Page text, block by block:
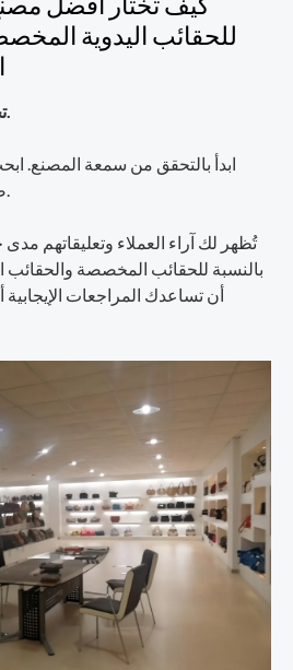
للحقائب اليدوية
1. تحقق من سمعة المصنع.
ابدأ بالتحقق من سمعة المصنع.
صناعة الحقائب المخصصة.
تُظهر لك آراء العملاء وتعليقاتهم
بالنسبة للحقائب المخصصة والحقائب
أن تساعدك المراجعات الإيجابية